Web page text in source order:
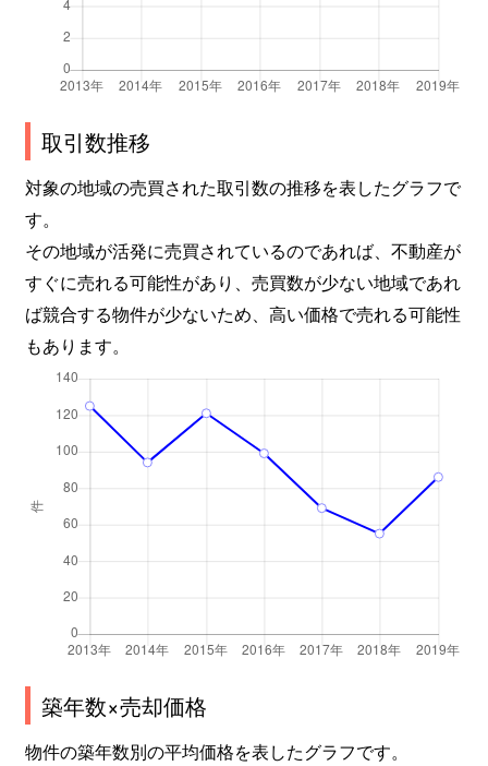
取引数推移
対象の地域の売買された取引数の推移を表したグラフで
す。
その地域が活発に売買されているのであれば、不動産が
すぐに売れる可能性があり、売買数が少ない地域であれ
ば競合する物件が少ないため、高い価格で売れる可能性
もあります。
築年数×売却価格
物件の築年数別の平均価格を表したグラフです。